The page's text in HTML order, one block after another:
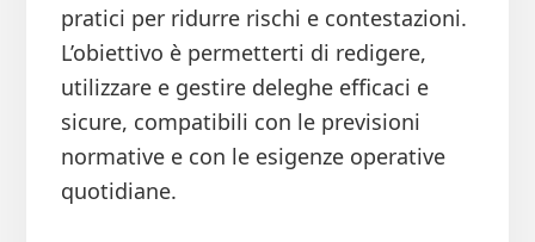
pratici per ridurre rischi e contestazioni.
L’obiettivo è permetterti di redigere,
utilizzare e gestire deleghe efficaci e
sicure, compatibili con le previsioni
normative e con le esigenze operative
quotidiane.